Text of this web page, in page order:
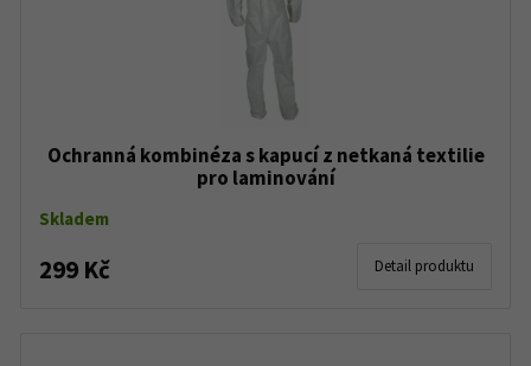
Ochranná kombinéza s kapucí z netkaná textilie
pro laminování
Skladem
299 Kč Detail produktu